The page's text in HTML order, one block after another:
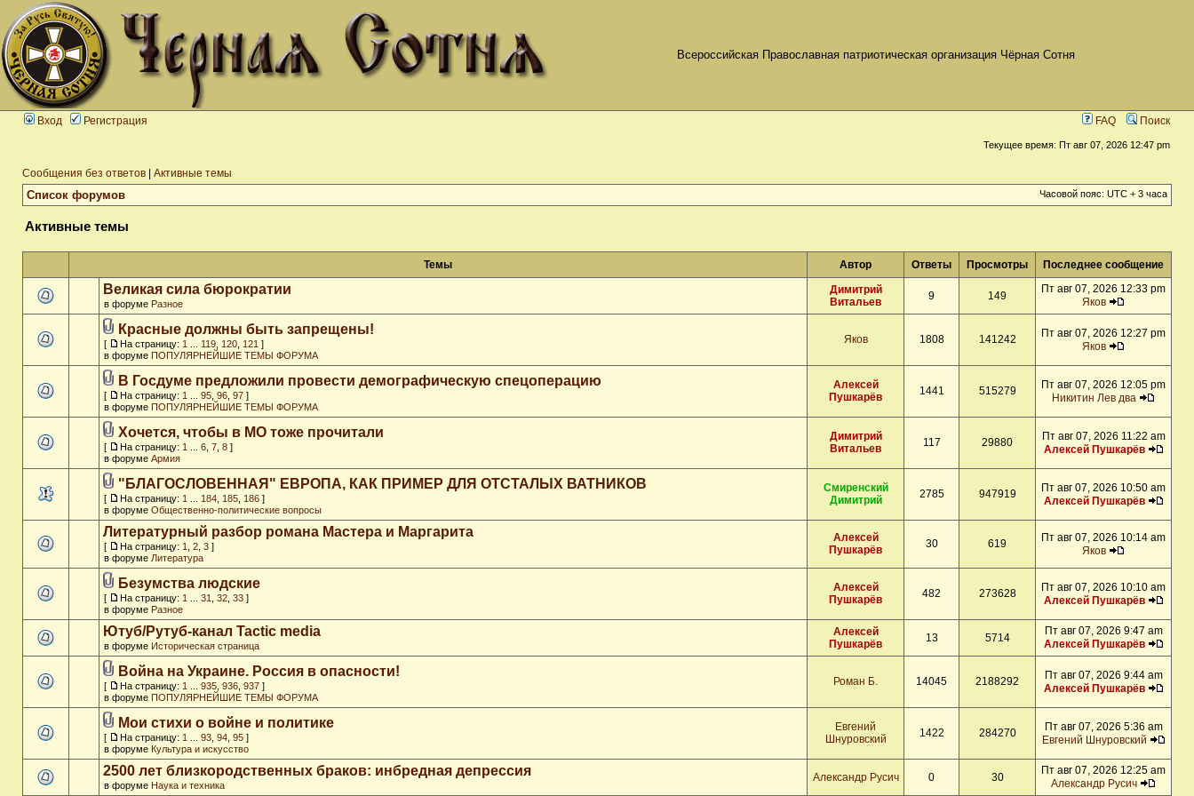
Всероссийская Православная патриотическая организация Чёрная Сотня
Вход Регистрация FAQ Поиск
Текущее время: Пт авг 07, 2026 12:47 pm
Сообщения без ответов Активные темы
Список форумов Часовой пояс: UTC + 3 часа
Активные темы
Темы Автор Ответы Просмотры Последнее сообщение
Великая сила бюрократии
в форуме Разное
Димитрий
Витальев
9 149
Пт авг 07, 2026 12:33 pm
Яков
Красные должны быть запрещены!
[ На страницу: 1 119 120 121 ]
в форуме ПОПУЛЯРНЕЙШИЕ ТЕМЫ ФОРУМА
Яков 1808 141242
Пт авг 07, 2026 12:27 pm
Яков
В Госдуме предложили провести демографическую спецоперацию
[ На страницу: 1 95 96 97 ]
в форуме ПОПУЛЯРНЕЙШИЕ ТЕМЫ ФОРУМА
Алексей
Пушкарёв
1441 515279
Пт авг 07, 2026 12:05 pm
Никитин Лев два
Хочется, чтобы в МО тоже прочитали
[ На страницу: 1 6 7 8 ]
в форуме Армия
Димитрий
Витальев
117 29880
Пт авг 07, 2026 11:22 am
Алексей Пушкарёв
"БЛАГОСЛОВЕННАЯ" ЕВРОПА, КАК ПРИМЕР ДЛЯ ОТСТАЛЫХ ВАТНИКОВ
[ На страницу: 1 184 185 186 ]
в форуме Общественно-политические вопросы
Смиренский
Димитрий
2785 947919
Пт авг 07, 2026 10:50 am
Алексей Пушкарёв
Литературный разбор романа Мастера и Маргарита
[ На страницу: 1 2 3 ]
в форуме Литература
Алексей
Пушкарёв
30 619
Пт авг 07, 2026 10:14 am
Яков
Безумства людские
[ На страницу: 1 31 32 33 ]
в форуме Разное
Алексей
Пушкарёв
482 273628
Пт авг 07, 2026 10:10 am
Алексей Пушкарёв
Ютуб/Рутуб-канал Tactic media
в форуме Историческая страница
Алексей
Пушкарёв
13 5714
Пт авг 07, 2026 9:47 am
Алексей Пушкарёв
Война на Украине. Россия в опасности!
[ На страницу: 1 935 936 937 ]
в форуме ПОПУЛЯРНЕЙШИЕ ТЕМЫ ФОРУМА
Роман Б. 14045 2188292
Пт авг 07, 2026 9:44 am
Алексей Пушкарёв
Мои стихи о войне и политике
[ На страницу: 1 93 94 95 ]
в форуме Культура и искусство
Евгений
Шнуровский
1422 284270
Пт авг 07, 2026 5:36 am
Евгений Шнуровский
2500 лет близкородственных браков: инбредная депрессия
в форуме Наука и техника
Александр Русич 0 30
Пт авг 07, 2026 12:25 am
Александр Русич